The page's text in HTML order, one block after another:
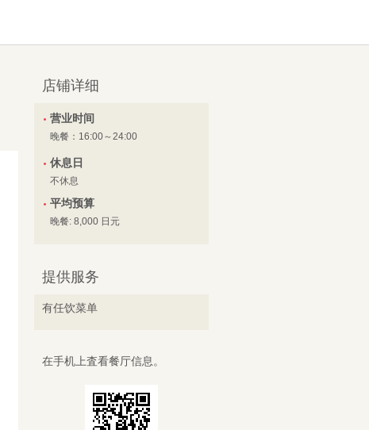
店铺详细
营业时间
晚餐：16:00～24:00
休息日
不休息
平均预算
晚餐: 8,000 日元
提供服务
有任饮菜单
在手机上査看餐厅信息。